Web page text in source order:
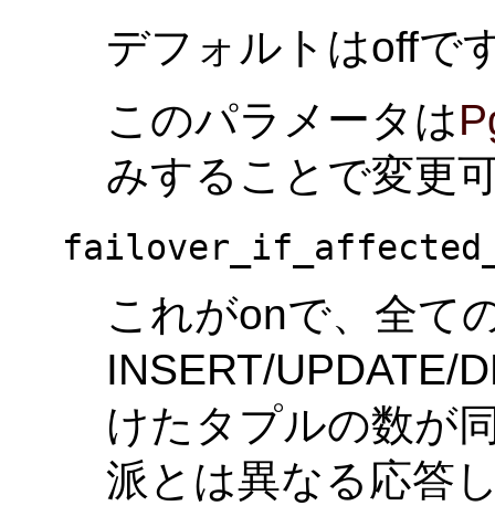
デフォルトはoffで
このパラメータは
みすることで変更
これがonで、全て
INSERT/UPDATE/
けたタプルの数が
派とは異なる応答